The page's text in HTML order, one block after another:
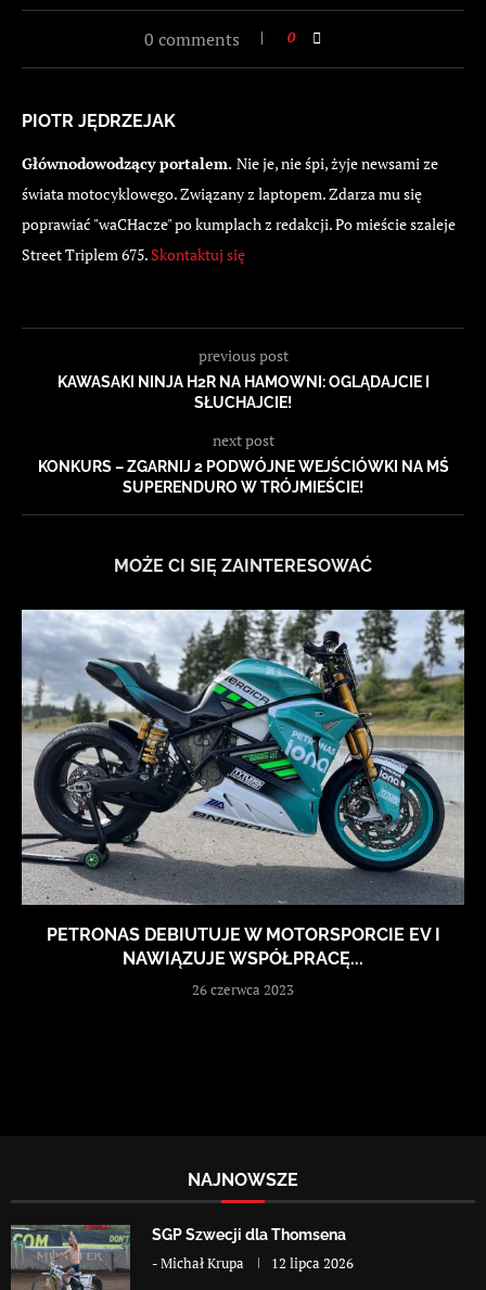
0 comments 0
PIOTR JĘDRZEJAK
Głównodowodzący portalem. Nie je, nie śpi, żyje newsami ze
świata motocyklowego. Związany z laptopem. Zdarza mu się
poprawiać "waCHacze" po kumplach z redakcji. Po mieście szaleje
Street Triplem 675. Skontaktuj się
previous post
KAWASAKI NINJA H2R NA HAMOWNI: OGLĄDAJCIE I
SŁUCHAJCIE!
next post
KONKURS – ZGARNIJ 2 PODWÓJNE WEJŚCIÓWKI NA MŚ
SUPERENDURO W TRÓJMIEŚCIE!
MOŻE CI SIĘ ZAINTERESOWAĆ
PETRONAS DEBIUTUJE W MOTORSPORCIE EV I
NAWIĄZUJE WSPÓŁPRACĘ...
26 czerwca 2023
NAJNOWSZE
SGP Szwecji dla Thomsena
-Michał Krupa 12 lipca 2026